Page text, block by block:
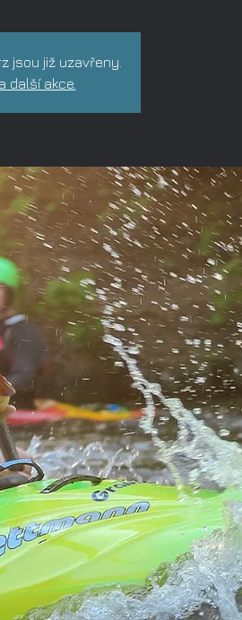
jsou již uzavřeny.
další akce.